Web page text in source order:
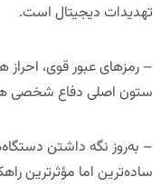
تهدیدات دیجیتال است.
– رمزهای عبور قوی،
ستون اصلی دفاع شخصی
– به‌روز نگه داشتن
ساده‌ترین اما مؤثرترین